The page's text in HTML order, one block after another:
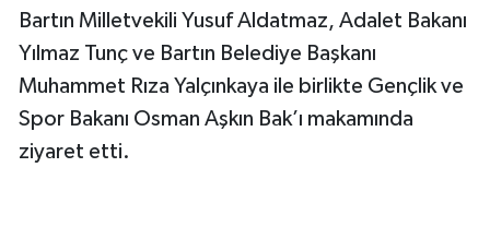
Bartın Milletvekili Yusuf Aldatmaz, Adalet Bakanı
Yılmaz Tunç ve Bartın Belediye Başkanı
Muhammet Rıza Yalçınkaya ile birlikte Gençlik ve
Spor Bakanı Osman Aşkın Bak’ı makamında
ziyaret etti.